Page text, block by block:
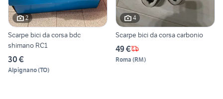
2
Scarpe bici da corsa bdc
shimano RC1
30 €
Alpignano(TO)
4
Scarpe bici da corsa carbonio
49 €
Roma (RM)